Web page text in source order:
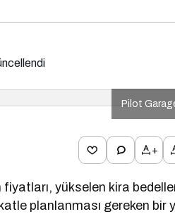
Pilot
+
yükselen kira
planlanması gereken bir